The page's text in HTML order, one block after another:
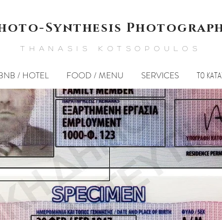
Synthesis
THANASIS KOTSOPOULOS
/ HOTEL FOOD / MENU SERVICES ΤΟ